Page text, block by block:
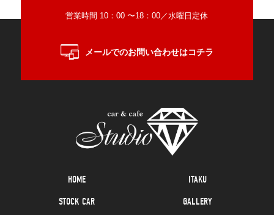
営業時間 10：00 〜18：00／水曜日定休
メールでのお問い合わせはコチラ
HOME
ITAKU
STOCK CAR
GALLERY